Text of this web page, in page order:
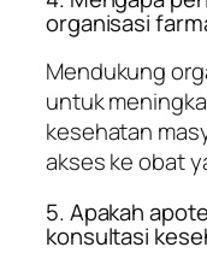
organisasi
Mendukung
untuk
kesehatan
akses ke obat
5. Apakah
konsultasi